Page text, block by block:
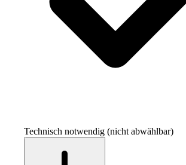
Technisch notwendig (nicht abwählbar)